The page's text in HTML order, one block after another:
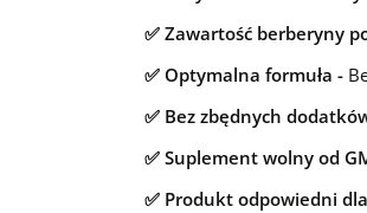
✅ Zawartość berberyny
✅ Optymalna formuła -
✅ Bez zbędnych
✅ Suplement wolny od
✅ Produkt odpowiedni